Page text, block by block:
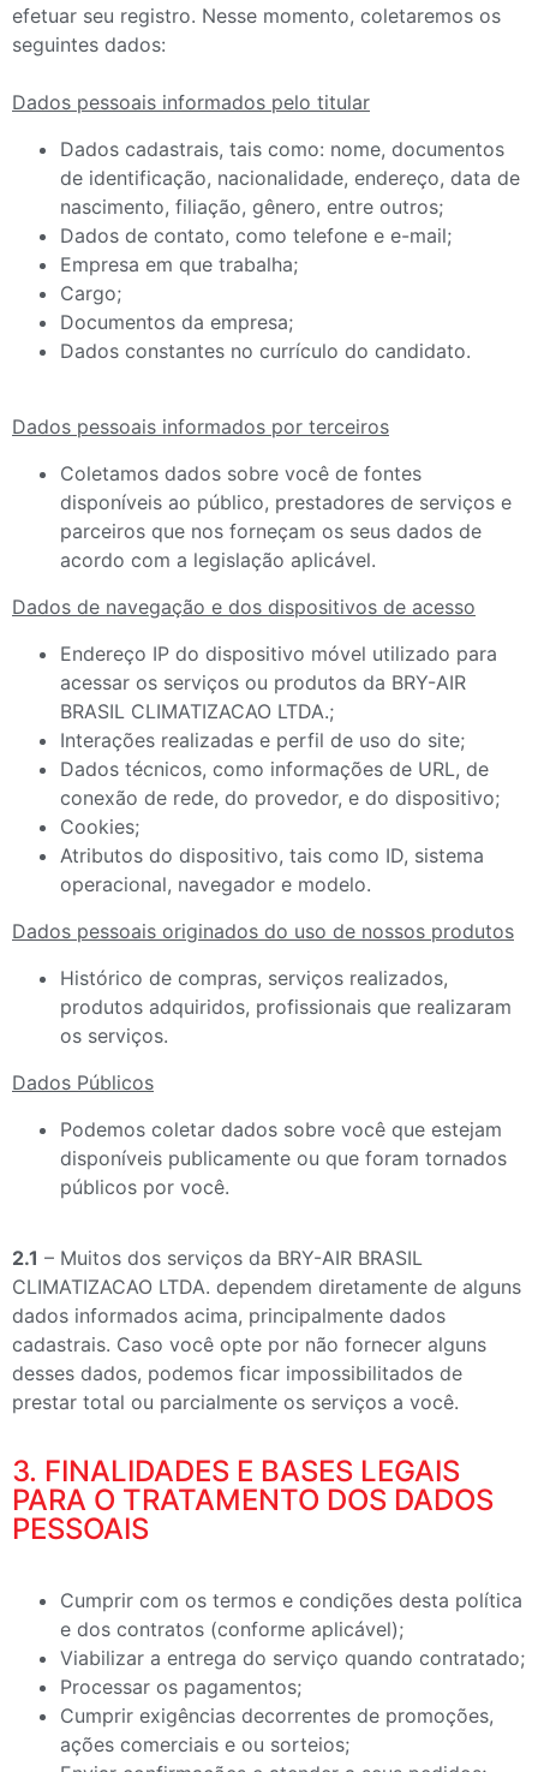
efetuar seu registro. Nesse momento, coletaremos os
seguintes dados:
Dados pessoais informados pelo titular
Dados cadastrais, tais como: nome, documentos
de identificação, nacionalidade, endereço, data de
nascimento, filiação, gênero, entre outros;
Dados de contato, como telefone e e-mail;
Empresa em que trabalha;
Cargo;
Documentos da empresa;
Dados constantes no currículo do candidato.
Dados pessoais informados por terceiros
Coletamos dados sobre você de fontes
disponíveis ao público, prestadores de serviços e
parceiros que nos forneçam os seus dados de
acordo com a legislação aplicável.
Dados de navegação e dos dispositivos de acesso
Endereço IP do dispositivo móvel utilizado para
acessar os serviços ou produtos da BRY-AIR
BRASIL CLIMATIZACAO LTDA.;
Interações realizadas e perfil de uso do site;
Dados técnicos, como informações de URL, de
conexão de rede, do provedor, e do dispositivo;
Cookies;
Atributos do dispositivo, tais como ID, sistema
operacional, navegador e modelo.
Dados pessoais originados do uso de nossos produtos
Histórico de compras, serviços realizados,
produtos adquiridos, profissionais que realizaram
os serviços.
Dados Públicos
Podemos coletar dados sobre você que estejam
disponíveis publicamente ou que foram tornados
públicos por você.
2.1 – Muitos dos serviços da BRY-AIR BRASIL
CLIMATIZACAO LTDA. dependem diretamente de alguns
dados informados acima, principalmente dados
cadastrais. Caso você opte por não fornecer alguns
desses dados, podemos ficar impossibilitados de
prestar total ou parcialmente os serviços a você.
3. FINALIDADES E BASES LEGAIS
PARA O TRATAMENTO DOS DADOS
PESSOAIS
Cumprir com os termos e condições desta política
e dos contratos (conforme aplicável);
Viabilizar a entrega do serviço quando contratado;
Processar os pagamentos;
Cumprir exigências decorrentes de promoções,
ações comerciais e ou sorteios;